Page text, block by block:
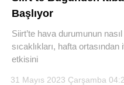
Başlıyor
Siirt’te hava durumunun
sıcaklıkları, hafta
etkisini
31 Mayıs 2023 Çarşamba